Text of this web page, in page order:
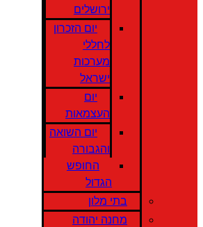
ירושלים
יום הזכרון
לחללי
מערכות
ישראל
יום
העצמאות
יום השואה
והגבורה
החופש
הגדול
בתי מלון
מחנה יהודה